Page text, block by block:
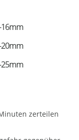
16mm
20mm
25mm
zerteilen